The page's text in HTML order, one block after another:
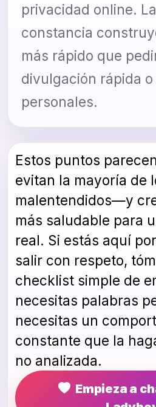
privacidad online.
constancia
más rápido que
divulgación rápida
personales.
Estos puntos
evitan la mayoría de
malentendidos—y
más saludable para
real. Si estás aquí
salir con respeto,
checklist simple de
necesitas palabras
necesitas un
constante que la
no analizada.
Empieza a